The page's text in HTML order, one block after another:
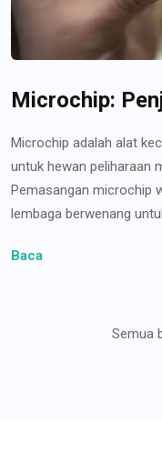
Microchip:
Microchip adalah alat
untuk hewan peliharaan
Pemasangan microchip
lembaga berwenang
Baca
Semua